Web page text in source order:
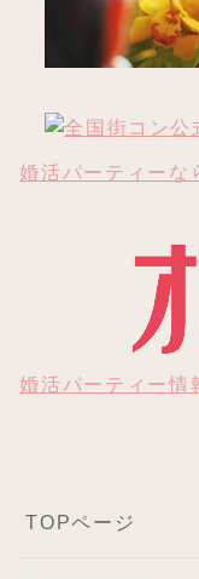
婚活パーティーな
婚活パーティー情
TOPページ